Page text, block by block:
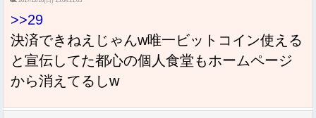
>>29
決済できねえじゃんw唯一ビットコイン使える
と宣伝してた都心の個人食堂もホームページ
から消えてるしw